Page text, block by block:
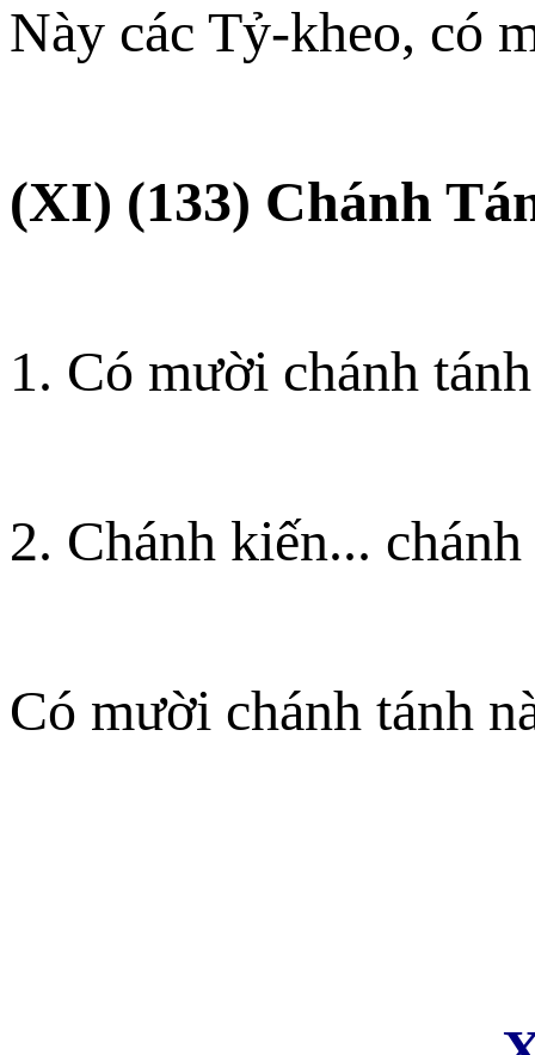
Này các Tỷ-kheo, có
(XI) (133) Chánh
1. Có mười chánh
2. Chánh kiến...
Có mười chánh tánh